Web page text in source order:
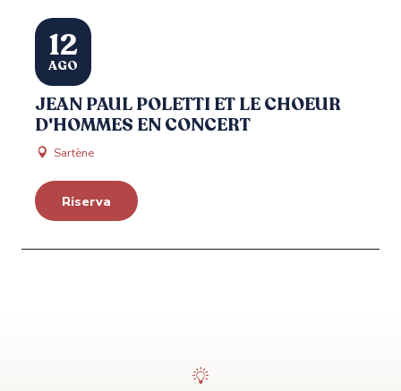
12
AGO
JEAN PAUL POLETTI ET LE CHOEUR
D'HOMMES EN CONCERT
Sartène
Riserva